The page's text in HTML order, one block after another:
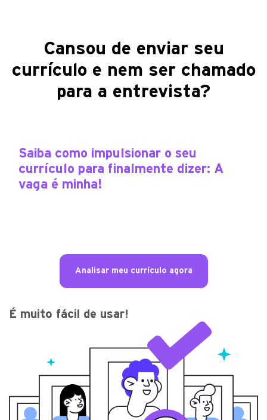
Cansou de enviar seu
currículo e nem ser chamado
para a entrevista?
Saiba como impulsionar o seu
currículo para finalmente dizer: A
vaga é minha!
Analisar meu currículo agora
É muito fácil de usar!